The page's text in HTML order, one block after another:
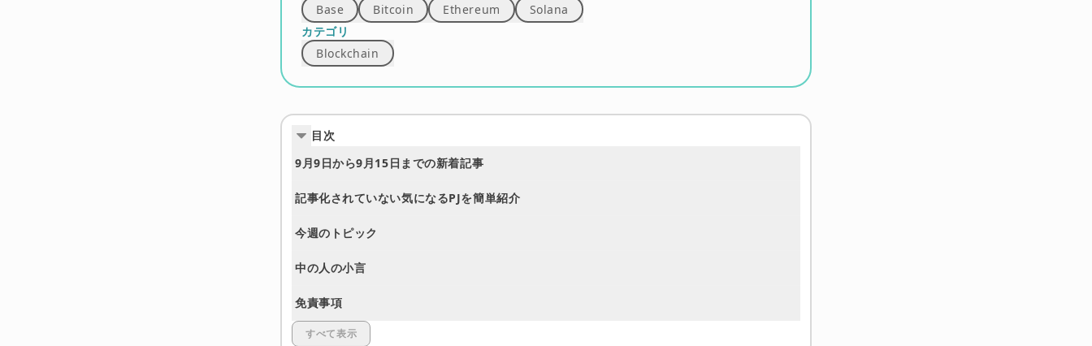
Base
Bitcoin Ethereum
Solana
カテゴリ
Blockchain
目次
9月9日から9月15日までの新着記事
記事化されていない気になるPJを簡単紹介
今週のトピック
中の人の小言
免責事項
すべて表示